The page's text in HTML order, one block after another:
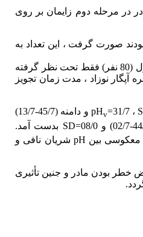
در مرحله دوم زایمان بر روی
به این بیمارستان مراجعه کرده بودند صورت گرفت ، این تعداد به
(80 نفر) 10 لیتر اکسیژن در دقیقه به وسیله ماسک ساده صورت از ابتدای مرحله دوم تجویز شد و افراد گروه کنترل (80 نفر) فقط تحت نظر گرفته
آپگار نوزاد ، مدت زمان تجویز
، 31/7= pHv
و دامنه (45/7-13/7)
SD بدست آمد.
معکوسی بین pH شریان نافی و
خطر بودن مادر و جنین تأثیری